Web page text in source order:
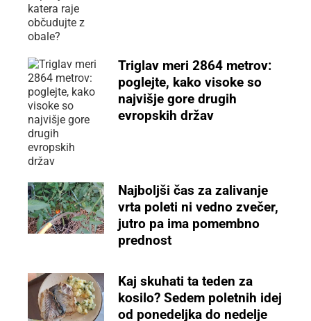
Triglav meri 2864 metrov:
poglejte, kako visoke so
najvišje gore drugih
evropskih držav
Najboljši čas za zalivanje
vrta poleti ni vedno zvečer,
jutro pa ima pomembno
prednost
Kaj skuhati ta teden za
kosilo? Sedem poletnih idej
od ponedeljka do nedelje